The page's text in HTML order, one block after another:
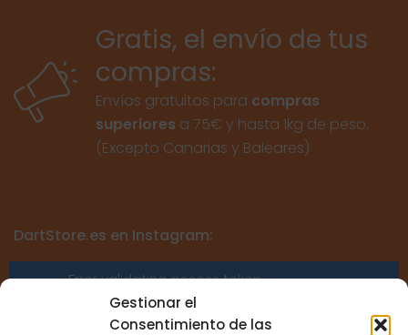
Gestionar el
Consentimiento de las
Gratis, el envío de tus
compras:
Envíos gratuitos para compras
superiores a 75€ y hasta 1kg de peso.
(Excepto Canarias y Baleares)
DartStore.es en Instagram:
Error validating access token:
Sessions for the user are not allowed
because the user is not a confirmed